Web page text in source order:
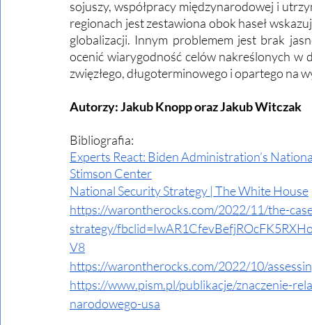
sojuszy, współpracy międzynarodowej i
regionach jest zestawiona obok haseł
globalizacji. Innym problemem jest brak
ocenić wiarygodność celów nakreślonych w
zwięzłego, długoterminowego i opartego na
Autorzy: Jakub Knopp oraz Jakub Witczak
Bibliografia:
Experts React: Biden Administration’s
Stimson Center
National Security Strategy | The White House
https://warontherocks.com/2022/11/the-
strategy/
V8
https://warontherocks.com/2022/10/
https://www.pism.pl/publikacje/znaczenie-
narodowego-usa